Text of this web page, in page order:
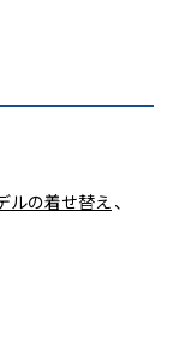
ルの着せ替え 、